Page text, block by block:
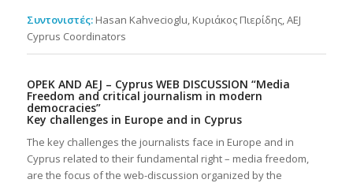
Συντονιστές:Hasan Kahvecioglu, Κυριάκος Πιερίδης, AEJ
Cyprus Coordinators
OPEK AND AEJ – Cyprus WEB DISCUSSION “Media
Freedom and critical journalism in modern
democracies”
Key challenges in Europe and in Cyprus
The key challenges the journalists face in Europe and in
Cyprus related to their fundamental right – media freedom,
are the focus of the web-discussion organized by the